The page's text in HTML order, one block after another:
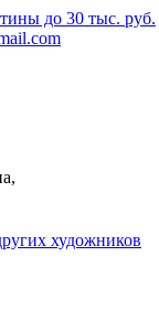
до 30 тыс. руб.
художников